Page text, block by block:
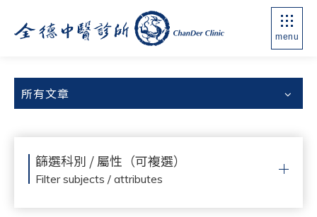
menu
所有文章
篩選科別 / 屬性（可複選）
Filter subjects / attributes